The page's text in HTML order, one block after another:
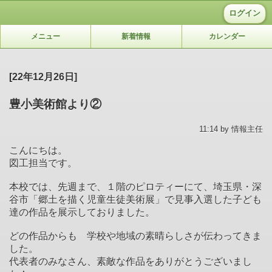
ログイン
メニュー 新着情報 カレンダー
[22年12月26日]
豊小美術館より②
11:14 by 情報主任
こんにちは。
図工担当です。
本校では、先週まで、１階のピロティーにて、埼玉県・深
谷市「郷土を描く児童生徒美術展」で見事入選した子ども
達の作品を展示しておりました。
どの作品からも 学校や地域の素晴らしさが伝わってきま
した。
代表者のみなさん、素敵な作品をありがとうございまし